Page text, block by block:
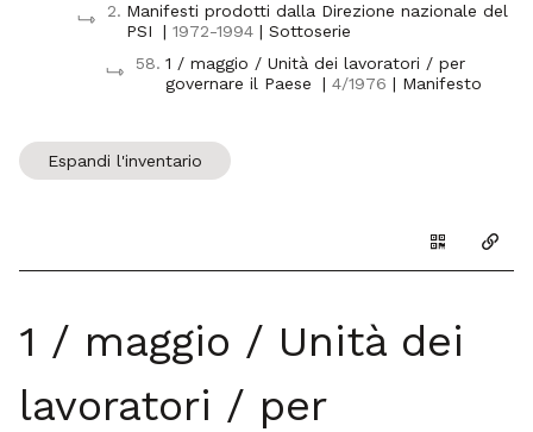
2. Manifesti prodotti dalla Direzione nazionale del
PSI
| 1972-1994 | Sottoserie
58. 1 / maggio / Unità dei lavoratori / per
governare il Paese
| 4/1976 | Manifesto
Espandi l'inventario
Genera il
1 / maggio / Unità dei
lavoratori / per